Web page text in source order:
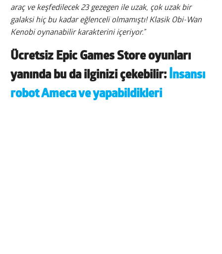
araç ve keşfedilecek 23 gezegen ile uzak, çok uzak bir
galaksi hiç bu kadar eğlenceli olmamıştı! Klasik Obi-Wan
Kenobi oynanabilir karakterini içeriyor.”
Ücretsiz Epic Games Store oyunları
yanında bu da ilginizi çekebilir: İnsansı
robot Ameca ve yapabildikleri